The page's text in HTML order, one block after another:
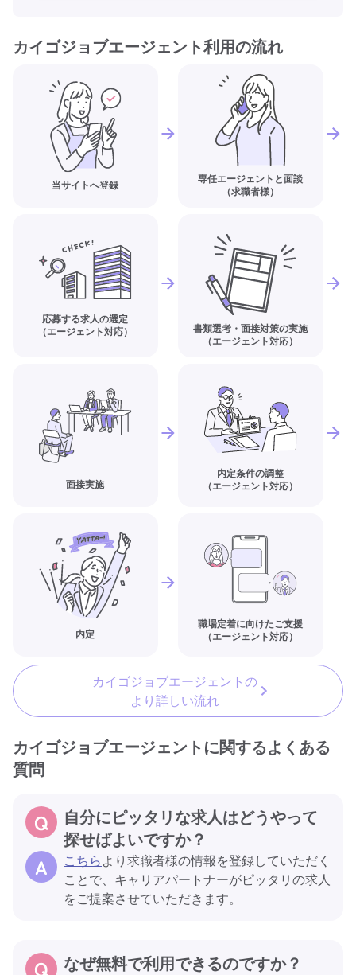
カイゴジョブエージェント利用の流れ
当サイトへ登録
専任エージェントと面談
（求職者様）
応募する求人の選定
（エージェント対応）
書類選考・面接対策の実施
（エージェント対応）
面接実施
内定条件の調整
（エージェント対応）
内定
職場定着に向けたご支援
（エージェント対応）
カイゴジョブエージェントの
より詳しい流れ
カイゴジョブエージェントに関するよくある
質問
自分にピッタリな求人はどうやって
探せばよいですか？
こちらより求職者様の情報を登録していただく
ことで、キャリアパートナーがピッタリの求人
をご提案させていただきます。
なぜ無料で利用できるのですか？